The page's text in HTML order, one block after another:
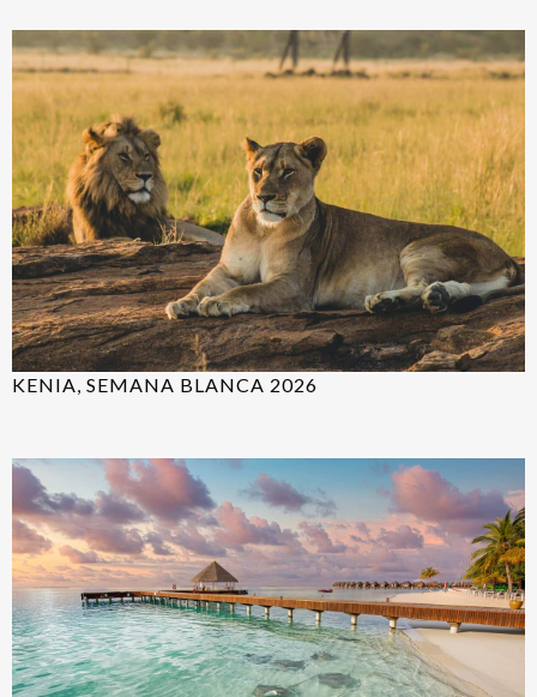
KENIA, SEMANA BLANCA 2026